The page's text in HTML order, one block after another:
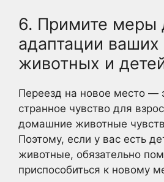
6. Примите меры
адаптации
животных и
Переезд на новое место —
странное чувство для
домашние животные
Поэтому, если у вас есть
животные, обязательно
приспособиться к новому